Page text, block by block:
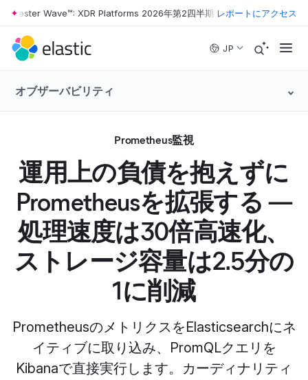
Skip to main content
Wave™: XDR Platforms 2026年第2四半期 • The Forrester Wave™:
レポートにアクセス
JP
オブザーバビリティ
Prometheus監視
運用上の負債を抱えずに
Prometheusを拡張する —
処理速度は30倍高速化、
ストレージ容量は2.5分の
1に削減
PrometheusのメトリクスをElasticsearchにネ
イティブに取り込み、PromQLクエリを
Kibanaで直接実行します。カーディナリティ